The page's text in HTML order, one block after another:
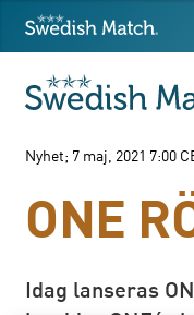
Sök
Fritext
Fritext
Swedish Match
Nyhet; 7 maj, 2021 7:00
ONE
Idag lanseras